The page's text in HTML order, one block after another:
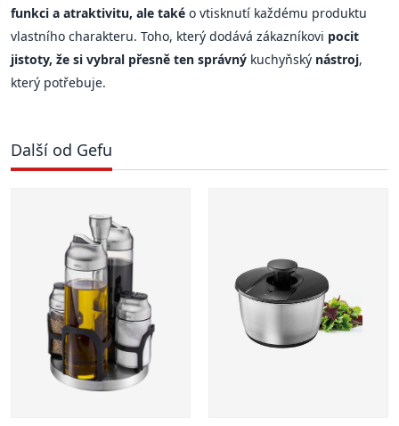
funkci a atraktivitu, ale také o vtisknutí každému produktu
vlastního charakteru. Toho, který dodává zákazníkovi pocit
jistoty, že si vybral přesně ten správný kuchyňský nástroj,
který potřebuje.
Další od Gefu